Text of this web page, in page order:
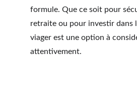
formule. Que ce soit pour
retraite ou pour investir dans
viager est une option à
attentivement.